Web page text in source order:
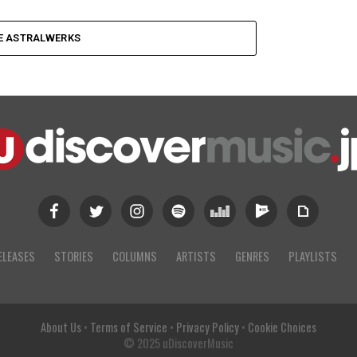
ASTRALWERKS
STORIES COLUMNS ARTISTS GENRES PLAYLISTS
About Us• Terms of Service • Privacy Policy• Cookie Choices
© 2025 uDiscoverMusic